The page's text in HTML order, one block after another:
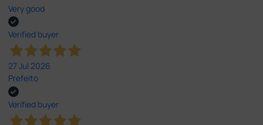
Very good
Verified buyer
27 Jul 2026
Prefeito
Verified buyer